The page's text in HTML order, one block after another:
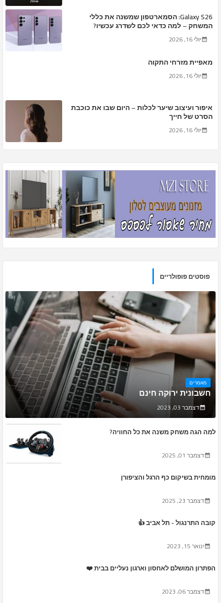
Galaxy S26: הסמארטפון שמשנה את כללי
המשחק – למה כדאי לכם לשדרג עכשיו?
יולי 16, 2026
מאפיית מזרחי התקוה
יולי 16, 2026
איפור ועיצוב שיער לכלות – היום שבו את כוכבת
הסרט של חייך
יולי 16, 2026
פוסטים פופולריים
מאמרים
חשבונית ירוקה חינם
דצמבר 03, 2023
למה הגה משחק משנה את כל החוויה?
דצמבר 01, 2025
מומחית בשיקום כף הרגל והציפורן
דצמבר 23, 2025
קובה התרנגול - תל אביב 👍
ינואר 15, 2023
הפתרון המושלם לאחסון וארגון נעליים בבית ❤️
דצמבר 06, 2023